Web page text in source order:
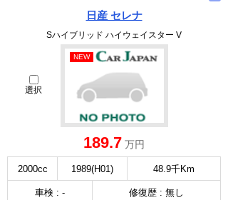
日産 セレナ
Sハイブリッド ハイウェイスター V
選択
NEW
189.7 万円
2000cc 1989(H01) 48.9千Km
車検 : - 修復歴 : 無し